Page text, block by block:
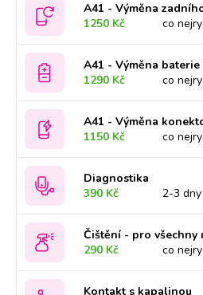
A41 - Výměna
1250 Kč
co
A41 - Výměna baterie
1290 Kč
co
A41 - Výměna
1150 Kč
co
Diagnostika
390 Kč
2-3 dny
Čištění - pro všechny
290 Kč
co
Kontakt s kapalinou